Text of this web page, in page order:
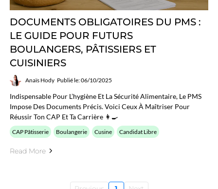
DOCUMENTS OBLIGATOIRES DU PMS :
LE GUIDE POUR FUTURS
BOULANGERS, PÂTISSIERS ET
CUISINIERS
Anaïs Hody Publié le: 06/10/2025
Indispensable Pour L’hygiène Et La Sécurité Alimentaire, Le PMS
Impose Des Documents Précis. Voici Ceux À Maîtriser Pour
Réussir Ton CAP Et Ta Carrière 👩‍🍳
CAP Pâtisserie Boulangerie Cusine Candidat Libre
Read More